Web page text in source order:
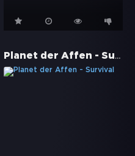
Planet der Affen - Survival